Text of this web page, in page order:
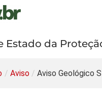
Estado da
/ Aviso / Aviso Geológico